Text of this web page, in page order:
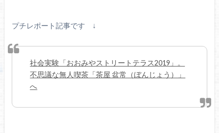
プチレポート記事です ↓
社会実験「おおみやストリートテラス2019」。
不思議な無人喫茶「茶屋 盆常（ぼんじょう）」
へ